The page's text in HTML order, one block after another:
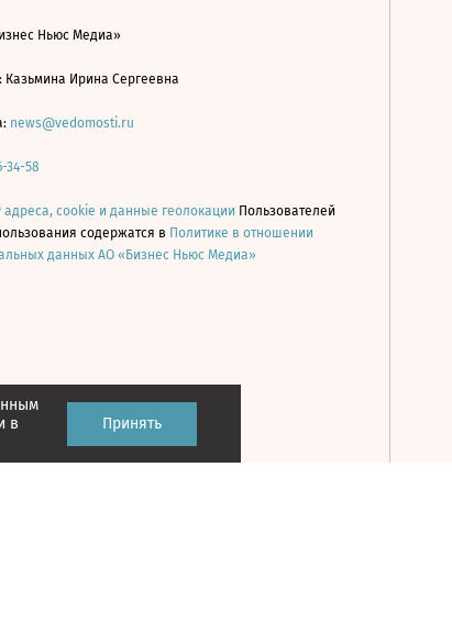
в
Принять
Ньюс Медиа»
Казьмина Ирина Сергеевна
news@vedomosti.ru
34-58
адреса, cookie и данные геолокации Пользователей
содержатся в Политике в отношении
данных АО «Бизнес Ньюс Медиа»